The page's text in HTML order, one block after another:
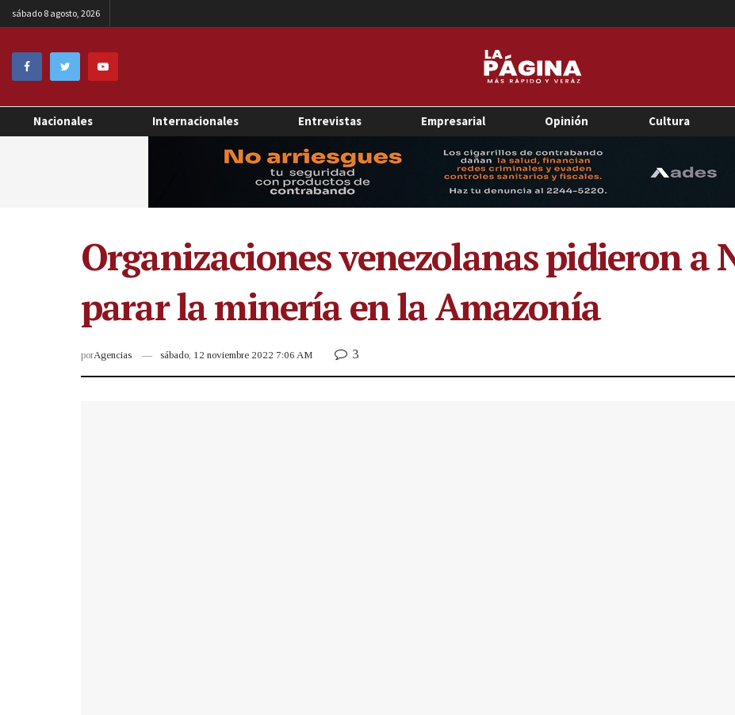
sábado 8 agosto, 2026
Nacionales Internacionales Entrevistas Empresarial Opinión Cultura
Organizaciones venezolanas pidieron a
parar la minería en la Amazonía
porAgencias sábado, 12 noviembre 2022 7:06 AM 3